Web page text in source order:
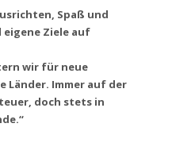
Spaß und
Ziele auf
wir für neue
Länder. Immer auf der
doch stets in